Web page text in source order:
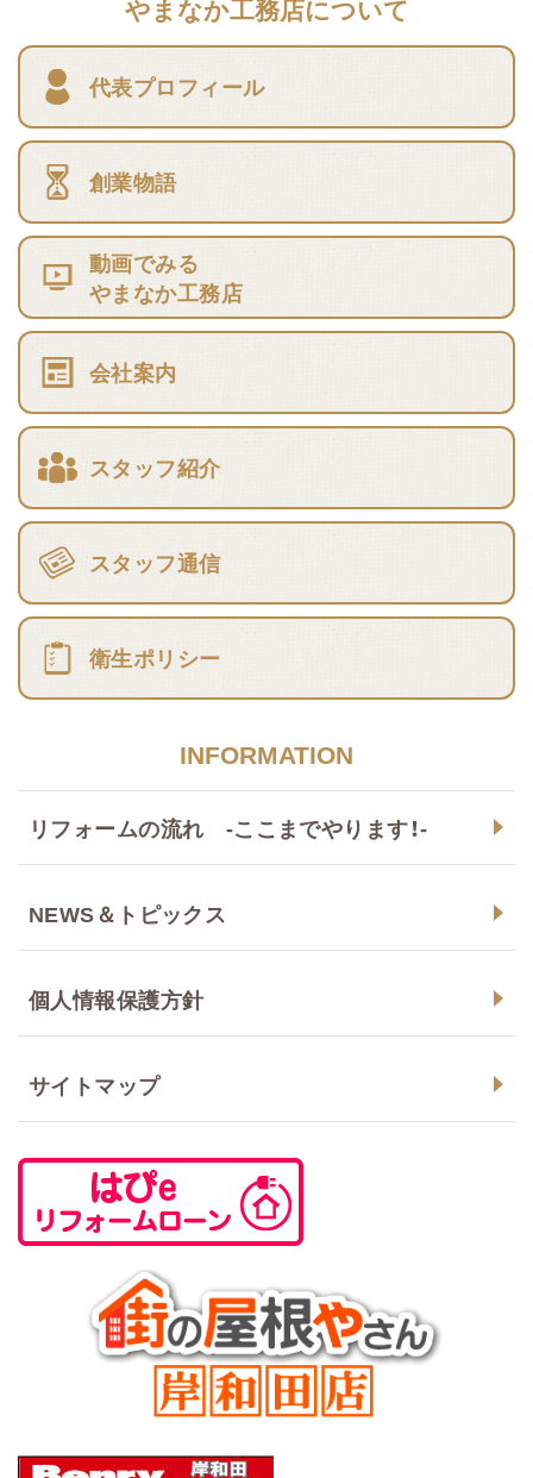
やまなか工務店について
代表プロフィール
創業物語
動画でみる
やまなか工務店
会社案内
スタッフ紹介
スタッフ通信
衛生ポリシー
INFORMATION
リフォームの流れ -ここまでやります！-
NEWS＆トピックス
個人情報保護方針
サイトマップ